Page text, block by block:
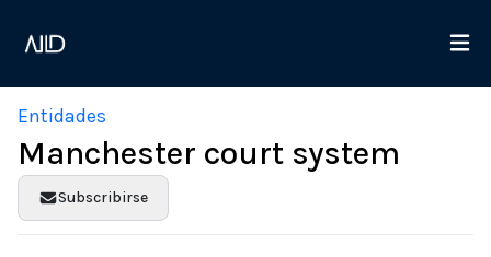
Entidades
Manchester court system
Subscribirse